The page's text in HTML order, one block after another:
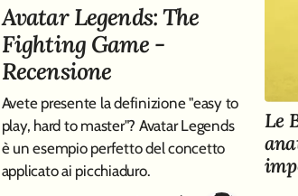
Avatar Legends: The
Fighting Game -
Recensione
Avete presente la definizione "easy to
play, hard to master"? Avatar Legends
è un esempio perfetto del concetto
applicato ai picchiaduro.
Le